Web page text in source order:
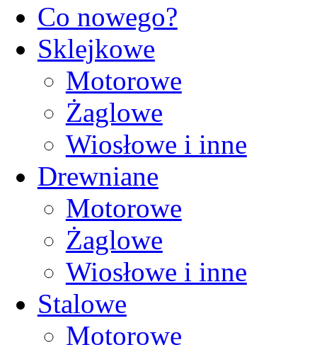
Co nowego?
Sklejkowe
Motorowe
Żaglowe
Wiosłowe i inne
Drewniane
Motorowe
Żaglowe
Wiosłowe i inne
Stalowe
Motorowe